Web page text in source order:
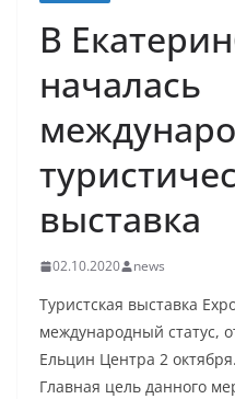
В
началась
выставка
02.10.2020 news
Туристская выставка
международный статус,
Ельцин Центра 2 октября.
Главная цель данного